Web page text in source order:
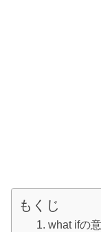
もくじ
what ifの